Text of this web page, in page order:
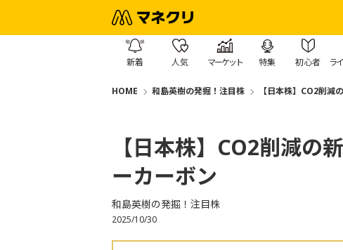
新着 人気 マーケット 特集 初心者 ラ
HOME 和島英樹の発掘！注目株 【日本株】CO2削減
【日本株】CO2削減の
ーカーボン
和島英樹の発掘！注目株
2025/10/30